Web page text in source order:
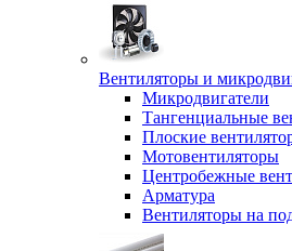
Вентиляторы и
Микродвигатели
Тангенциальные
Плоские
Мотовентиляторы
Центробежные
Арматура
Вентиляторы на